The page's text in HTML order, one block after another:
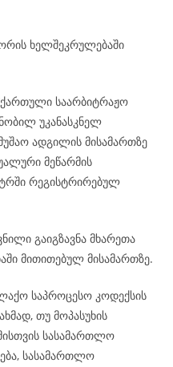
ხელშეკრულებაში
საარბიტრაჟო
უკანასკნელ
ადგილის მისამართზე
მეწარმის
რეგისტრირებულ
გაიგზავნა მხარეთა
მითითებულ მისამართზე.
საპროცესო კოდექსის
თუ მოპასუხის
სასამართლო
სასამართლო